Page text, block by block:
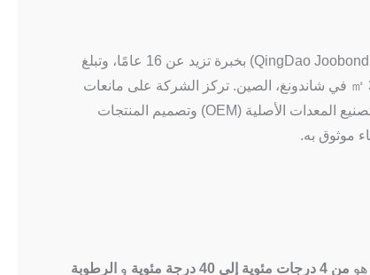
تتمتع شركة «تشينغداو جوبوند للمواد الجديدة» المحدودة (QingDao Joobond New Materials Co. LTD) بخبرة تزيد عن 16 عامًا، وتبلغ
طاقتها الإنتاجية السنوية أكثر من 200,000 طن، وتمتلك منشأة تبلغ مساحتها 30,000 ㎡ في شاندونغ، الصين. تركز الشركة على مانعات
التسرب المصنوعة من البولي يوريثان عالي البوليمر والسيليكون، مع توفير خدمات تصنيع المعدات الأصلية (OEM) وتصميم المنتجات
من 4 درجات مئوية إلى 40 درجة مئوية و الرطوبة